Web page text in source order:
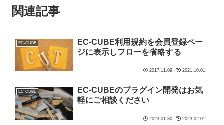
関連記事
EC-CUBE
EC-CUBE利用規約を会員登録ペー
ジに表示しフローを省略する
2017.11.09 2021.10.01
EC-CUBE
EC-CUBEのプラグイン開発はお気
軽にご相談ください
2023.01.30 2023.02.01